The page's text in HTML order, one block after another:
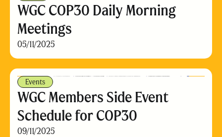
WGC COP30 Daily Morning
Meetings
05/11/2025
Events
WGC Members Side Event
Schedule for COP30
09/11/2025